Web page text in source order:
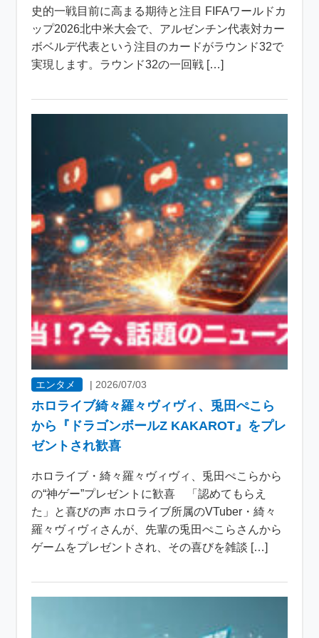
史的一戦目前に高まる期待と注目 FIFAワールドカ
ップ2026北中米大会で、アルゼンチン代表対カー
ボベルデ代表という注目のカードがラウンド32で
実現します。ラウンド32の一回戦 […]
エンタメ | 2026/07/03
ホロライブ綺々羅々ヴィヴィ、兎田ぺこら
から『ドラゴンボールZ KAKAROT』をプレ
ゼントされ歓喜
ホロライブ・綺々羅々ヴィヴィ、兎田ぺこらから
の“神ゲー”プレゼントに歓喜 「認めてもらえ
た」と喜びの声 ホロライブ所属のVTuber・綺々
羅々ヴィヴィさんが、先輩の兎田ぺこらさんから
ゲームをプレゼントされ、その喜びを雑談 […]